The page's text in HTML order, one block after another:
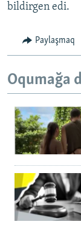
bildirgen edi.
Paylaşmaq
Oqumağa